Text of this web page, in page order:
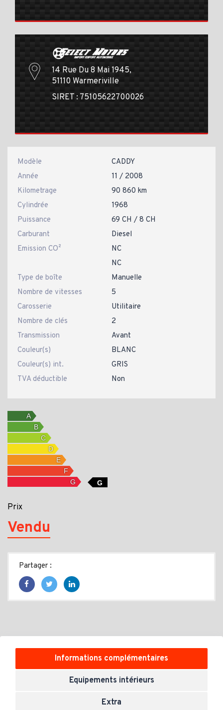
14 Rue Du 8 Mai 1945,
51110 Warmeriville
SIRET : 75105622700026
Modèle
CADDY
Année
11 / 2008
Kilometrage
90 860 km
Cylindrée
1968
Puissance
69 CH / 8 CH
Carburant
Diesel
Emission CO²
NC
NC
Type de boîte
Manuelle
Nombre de vitesses
5
Carosserie
Utilitaire
Nombre de clés
2
Transmission
Avant
Couleur(s)
BLANC
Couleur(s) int.
GRIS
TVA déductible
Non
G
Prix
Vendu
Partager :
Informations complémentaires
Equipements intérieurs
Extra